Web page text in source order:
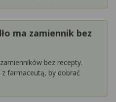
ma zamiennik bez
bez recepty.
farmaceutą, by dobrać